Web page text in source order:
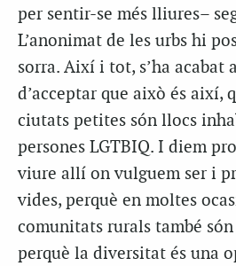
per sentir-se més lliures–
L’anonimat de les urbs hi
sorra. Així i tot, s’ha acabat
d’acceptar que això és així,
ciutats petites són llocs
persones LGTBIQ. I diem
viure allí on vulguem ser i
vides, perquè en moltes
comunitats rurals també
perquè la diversitat és una